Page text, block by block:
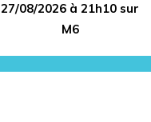
27/08/2026 à 21h10 sur
M6